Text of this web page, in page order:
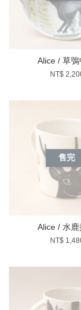
Alice / 草鴞
NT$
售完
Alice / 水鹿
NT$